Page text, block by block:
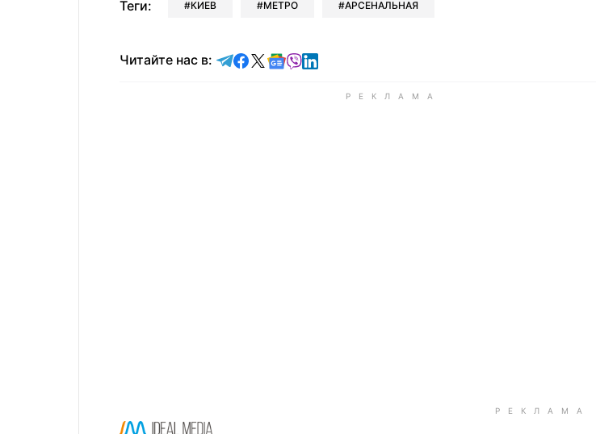
Теги: КИЕВ МЕТРО АРСЕНАЛЬНАЯ
Читайте нас в: Читайте в Telegram
Читайте в Facebook
Читайте в X
Читайте в Google news
Читайте в Viber
Читайте в LinkedIn